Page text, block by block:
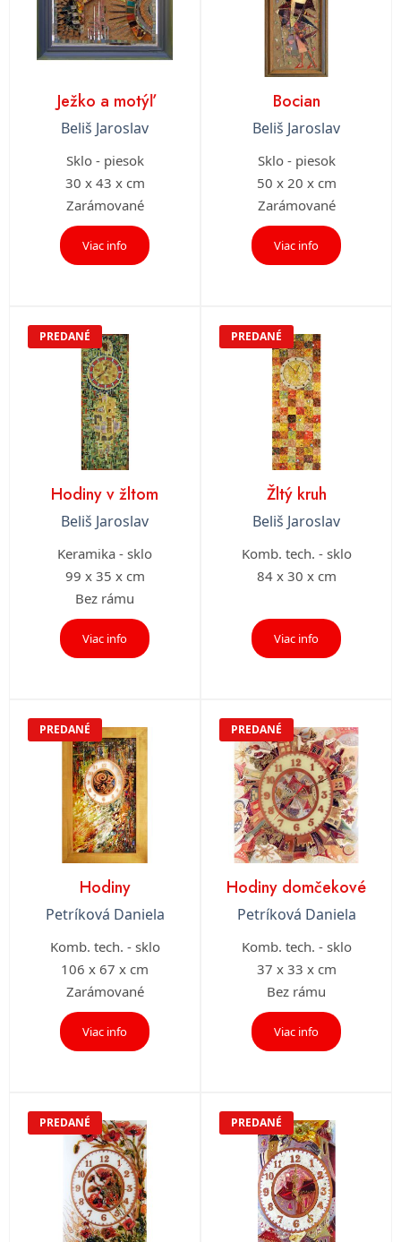
Ježko a motýľ
Beliš Jaroslav
Sklo - piesok
30 x 43 x cm
Zarámované
Viac info
Bocian
Beliš Jaroslav
Sklo - piesok
50 x 20 x cm
Zarámované
Viac info
PREDANÉ
Hodiny v žltom
Beliš Jaroslav
Keramika - sklo
99 x 35 x cm
Bez rámu
Viac info
PREDANÉ
Žltý kruh
Beliš Jaroslav
Komb. tech. - sklo
84 x 30 x cm
Viac info
PREDANÉ
Hodiny
Petríková Daniela
Komb. tech. - sklo
106 x 67 x cm
Zarámované
Viac info
PREDANÉ
Hodiny domčekové
Petríková Daniela
Komb. tech. - sklo
37 x 33 x cm
Bez rámu
Viac info
PREDANÉ PREDANÉ